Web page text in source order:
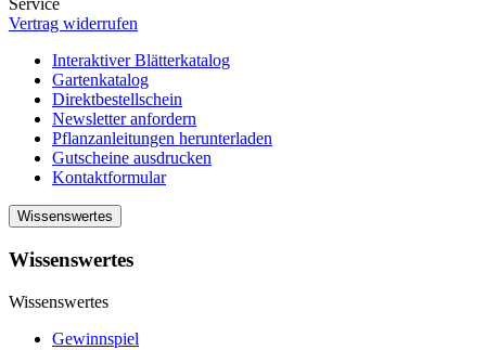
Service
Vertrag widerrufen
Interaktiver Blätterkatalog
Gartenkatalog
Direktbestellschein
Newsletter anfordern
Pflanzanleitungen herunterladen
Gutscheine ausdrucken
Kontaktformular
Wissenswertes
Wissenswertes
Wissenswertes
Gewinnspiel